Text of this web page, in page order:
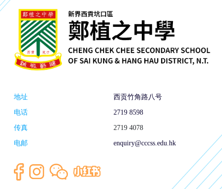
地址
西贡竹角路八号
电话
2719 8598
传真
2719 4078
电邮
enquiry@cccss.edu.hk